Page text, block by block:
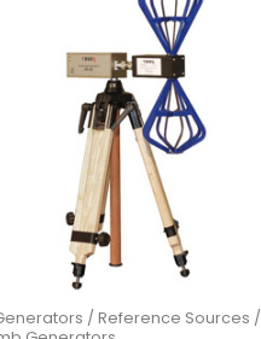
/ Reference Sources /